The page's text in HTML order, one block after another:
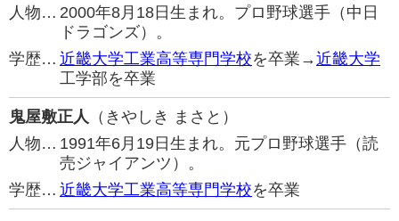
人物… 2000年8月18日生まれ。プロ野球選手（中日
ドラゴンズ）。
学歴… 近畿大学工業高等専門学校を卒業→近畿大学
工学部を卒業
鬼屋敷正人 （きやしき まさと）
人物… 1991年6月19日生まれ。元プロ野球選手（読
売ジャイアンツ）。
学歴… 近畿大学工業高等専門学校を卒業